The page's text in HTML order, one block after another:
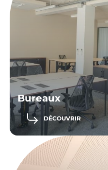
Bureaux
DÉCOUVRIR